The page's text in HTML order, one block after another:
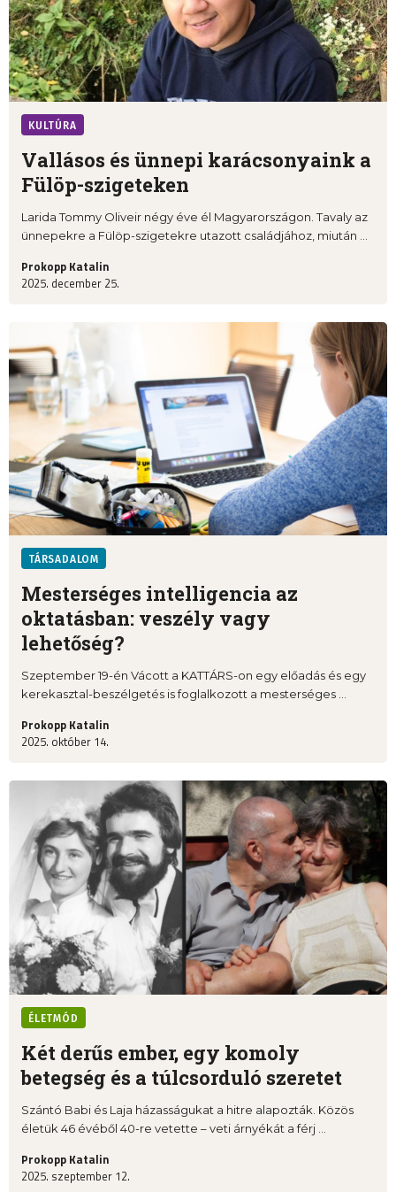
KULTÚRA
Vallásos és ünnepi karácsonyaink a
Fülöp-szigeteken
Larida Tommy Oliveir négy éve él Magyarországon. Tavaly az
ünnepekre a Fülöp-szigetekre utazott családjához, miután ...
Prokopp Katalin
2025. december 25.
TÁRSADALOM
Mesterséges intelligencia az
oktatásban: veszély vagy
lehetőség?
Szeptember 19-én Vácott a KATTÁRS-on egy előadás és egy
kerekasztal-beszélgetés is foglalkozott a mesterséges ...
Prokopp Katalin
2025. október 14.
ÉLETMÓD
Két derűs ember, egy komoly
betegség és a túlcsorduló szeretet
Szántó Babi és Laja házasságukat a hitre alapozták. Közös
életük 46 évéből 40-re vetette – veti árnyékát a férj ...
Prokopp Katalin
2025. szeptember 12.